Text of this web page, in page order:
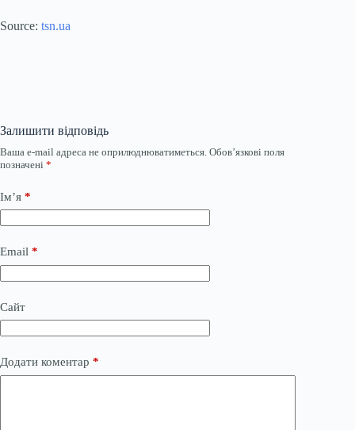
Source: tsn.ua
Залишити відповідь
Ваша e-mail адреса не оприлюднюватиметься. Обов’язкові поля
позначені *
Ім’я *
Email *
Сайт
Додати коментар *